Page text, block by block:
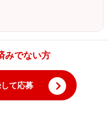
みでない方
て応募